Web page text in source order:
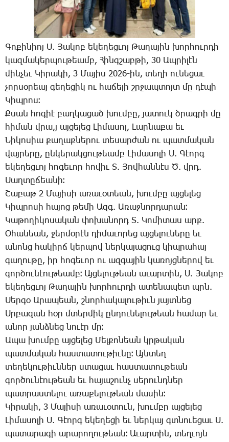
Գո­քի­նիոյ Ս. ­Յա­կոբ ե­կե­ղեց­ւոյ ­Թա­ղա­յին խոր­հուր­դի
կազ­մա­կեր­պու­թեամբ, ­Հինգ­շաբ­թի, 30 Ապ­րի­լէն
մին­չեւ ­Կի­րա­կի, 3 ­Մա­յիս 2026-ին, տե­ղի ու­նե­ցաւ
չոր­սօ­րեայ գե­ղե­ցիկ ու հա­ճե­լի շրջապտոյտ մը դէ­պի
­Կիպ­րոս։
Ք­սան հո­գիէ բաղ­կա­ցած խում­բը, յա­տուկ ծրագ­րի մը
հի­ման վրա,յ­ այ­ցե­լեց ­Լի­մա­սոլ, ­Լար­նա­քա եւ
­Նի­կո­սիա քա­ղաք­նե­րու տե­սար­ժան ու պատ­մա­կան
վայ­րե­րը, ըն­կե­րակ­ցու­թեամբ ­Լի­մա­սո­լի Ս. ­Գէորգ
ե­կե­ղեց­ւոյ հո­գե­ւոր հո­վիւ Տ. ­Յով­հան­նէս Ծ. վրդ.
­Սաղ­տը­ճեա­նի։
­Շա­բաթ 2 ­Մա­յի­սի ա­ռա­ւօ­տեան, խում­բը այ­ցե­լեց
­Կիպ­րո­սի հա­յոց թե­մի Ազգ. Ա­ռաջ­նոր­դա­րան։
­Կա­թո­ղի­կո­սա­կան փո­խա­նորդ Տ. ­Կո­մի­տաս արք.
Օ­հա­նեան, ջեր­մօ­րէն դի­մա­ւո­րեց այ­ցե­լու­նե­րը եւ
ա­նոնց հա­կիրճ կեր­պով ներ­կա­յա­ցուց կիպ­րա­հայ
գա­ղու­թը, իր հո­գե­ւոր ու ազ­գա­յին կա­ռոյց­նե­րով եւ
գոր­ծու­նէու­թեամբ։ Այ­ցե­լու­թեան ա­ւար­տին, Ս. ­Յա­կոբ
ե­կե­ղեց­ւոյ ­Թա­ղա­յին խոր­հուր­դի ա­տե­նա­պետ պրն.
­Սեր­գօ Ա­րա­պեան, շնոր­հա­կա­լու­թիւն յայտ­նեց
Սր­բա­զան հօր մտեր­միկ ըն­դու­նե­լու­թեան հա­մար եւ
ա­նոր յանձ­նեց նո­ւէր մը։
Ա­պա խում­բը այ­ցե­լեց ­Մել­քո­նեան կրթա­կան
պատ­մա­կան հաս­տա­տու­թիւ­նը։ Այն­տեղ
տե­ղե­կու­թիւն­ներ ստա­ցաւ հաս­տա­տու­թեան
գոր­ծու­նէու­թեան եւ հա­յա­շունչ սե­րունդ­ներ
պատ­րաս­տե­լու ա­ռա­քե­լու­թեան մա­սին։
­Կի­րա­կի, 3 ­Մա­յի­սի ա­ռա­ւօ­տուն, խում­բը այ­ցե­լեց
­Լի­մա­սո­լի Ս. ­Գէորգ ե­կե­ղե­ցի եւ ներ­կայ գտնո­ւե­ցաւ Ս.
պա­տա­րա­գի ա­րա­րո­ղու­թեան։ Ա­ւար­տին, տեղ­ւոյն